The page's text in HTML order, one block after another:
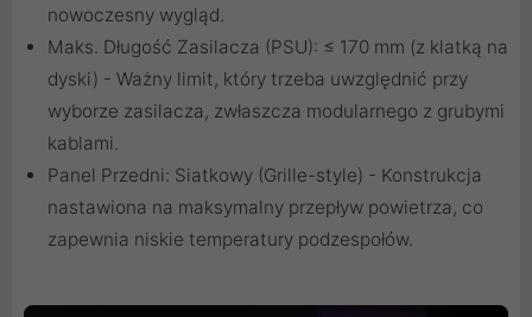
nowoczesny wygląd.
Maks. Długość Zasilacza (PSU): ≤ 170 mm (z klatką na
dyski) - Ważny limit, który trzeba uwzględnić przy
wyborze zasilacza, zwłaszcza modularnego z grubymi
kablami.
Panel Przedni: Siatkowy (Grille-style) - Konstrukcja
nastawiona na maksymalny przepływ powietrza, co
zapewnia niskie temperatury podzespołów.